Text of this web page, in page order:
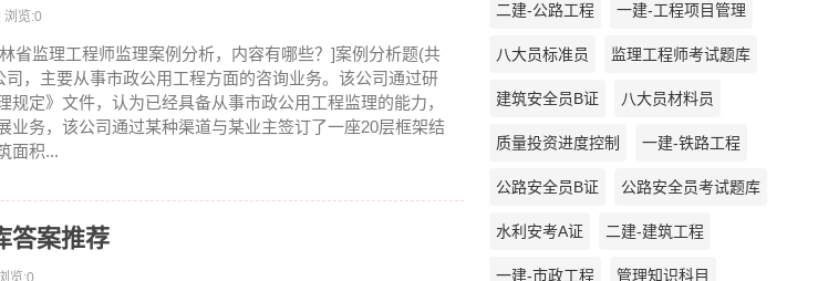
浏览:0
省监理工程师监理案例分析，内容有哪些？]案例分析题(共
司，主要从事市政公用工程方面的咨询业务。该公司通过研
规定》文件，认为已经具备从事市政公用工程监理的能力，
业务，该公司通过某种渠道与某业主签订了一座20层框架结
面积...
答案推荐
览:0
二建-公路工程 一建-工程项目管理
八大员标准员 监理工程师考试题库
建筑安全员B证 八大员材料员
质量投资进度控制 一建-铁路工程
公路安全员B证 公路安全员考试题库
水利安考A证 二建-建筑工程
一建-市政工程 管理知识科目